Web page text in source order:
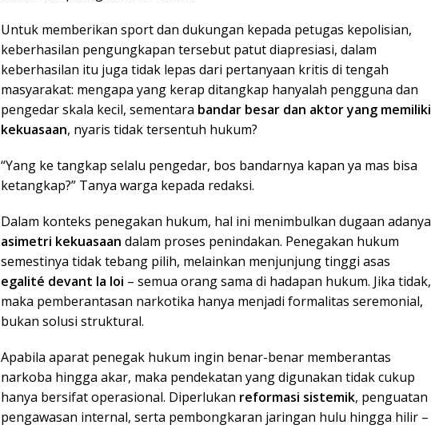
Untuk memberikan sport dan dukungan kepada petugas kepolisian,
keberhasilan pengungkapan tersebut patut diapresiasi, dalam
keberhasilan itu juga tidak lepas dari pertanyaan kritis di tengah
masyarakat: mengapa yang kerap ditangkap hanyalah pengguna dan
pengedar skala kecil, sementara bandar besar dan aktor yang memiliki
kekuasaan, nyaris tidak tersentuh hukum?
“Yang ke tangkap selalu pengedar, bos bandarnya kapan ya mas bisa
ketangkap?” Tanya warga kepada redaksi.
Dalam konteks penegakan hukum, hal ini menimbulkan dugaan adanya
asimetri kekuasaan dalam proses penindakan. Penegakan hukum
semestinya tidak tebang pilih, melainkan menjunjung tinggi asas
egalité devant la loi – semua orang sama di hadapan hukum. Jika tidak,
maka pemberantasan narkotika hanya menjadi formalitas seremonial,
bukan solusi struktural.
Apabila aparat penegak hukum ingin benar-benar memberantas
narkoba hingga akar, maka pendekatan yang digunakan tidak cukup
hanya bersifat operasional. Diperlukan reformasi sistemik, penguatan
pengawasan internal, serta pembongkaran jaringan hulu hingga hilir –